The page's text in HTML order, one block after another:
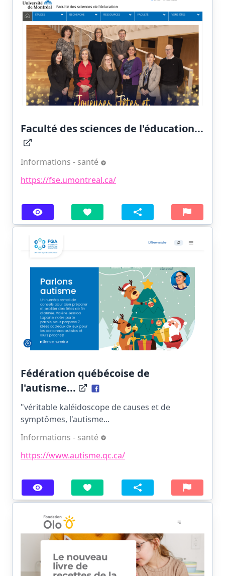
Faculté des sciences de l'éducation...
Informations - santé
https://fse.umontreal.ca/
Fédération québécoise de
l'autisme...
"véritable kaléidoscope de causes et de
symptômes, l'autisme...
Informations - santé
https://www.autisme.qc.ca/